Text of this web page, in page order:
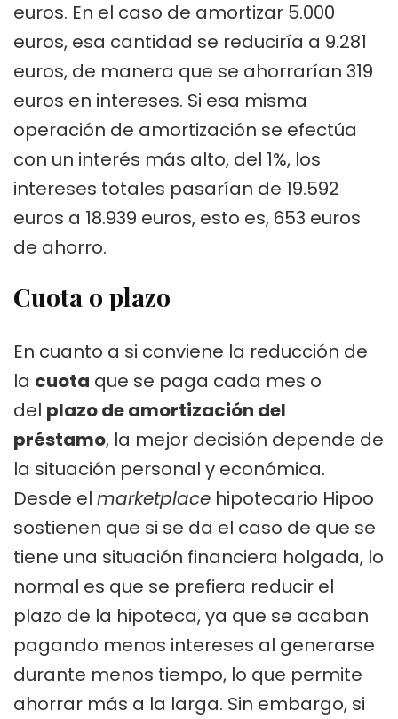
euros. En el caso de amortizar 5.000
euros, esa cantidad se reduciría a 9.281
euros, de manera que se ahorrarían 319
euros en intereses. Si esa misma
operación de amortización se efectúa
con un interés más alto, del 1%, los
intereses totales pasarían de 19.592
euros a 18.939 euros, esto es, 653 euros
de ahorro.
Cuota o plazo
En cuanto a si conviene la reducción de
la cuota que se paga cada mes o
del plazo de amortización del
préstamo, la mejor decisión depende de
la situación personal y económica.
Desde el marketplace hipotecario Hipoo
sostienen que si se da el caso de que se
tiene una situación financiera holgada, lo
normal es que se prefiera reducir el
plazo de la hipoteca, ya que se acaban
pagando menos intereses al generarse
durante menos tiempo, lo que permite
ahorrar más a la larga. Sin embargo, si